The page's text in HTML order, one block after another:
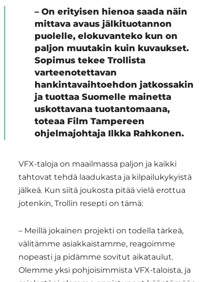
– On erityisen hienoa saada näin
mittava avaus jälkituotannon
puolelle, elokuvanteko kun on
paljon muutakin kuin kuvaukset.
Sopimus tekee Trollista
varteenotettavan
hankintavaihtoehdon jatkossakin
ja tuottaa Suomelle mainetta
uskottavana tuotantomaana,
toteaa Film Tampereen
ohjelmajohtaja Ilkka Rahkonen.
VFX-taloja on maailmassa paljon ja kaikki
tahtovat tehdä laadukasta ja kilpailukykyistä
jälkeä. Kun siitä joukosta pitää vielä erottua
jotenkin, Trollin resepti on tämä:
– Meillä jokainen projekti on todella tärkeä,
välitämme asiakkaistamme, reagoimme
nopeasti ja pidämme sovitut aikataulut.
Olemme yksi pohjoisimmista VFX-taloista, ja